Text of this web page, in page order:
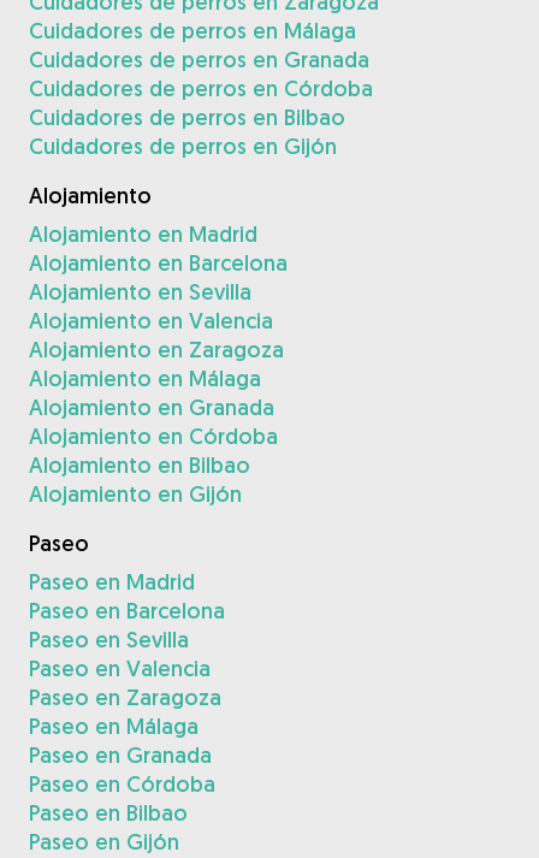
Cuidadores de perros en Málaga
Cuidadores de perros en Granada
Cuidadores de perros en Córdoba
Cuidadores de perros en Bilbao
Cuidadores de perros en Gijón
Alojamiento
Alojamiento en Madrid
Alojamiento en Barcelona
Alojamiento en Sevilla
Alojamiento en Valencia
Alojamiento en Zaragoza
Alojamiento en Málaga
Alojamiento en Granada
Alojamiento en Córdoba
Alojamiento en Bilbao
Alojamiento en Gijón
Paseo
Paseo en Madrid
Paseo en Barcelona
Paseo en Sevilla
Paseo en Valencia
Paseo en Zaragoza
Paseo en Málaga
Paseo en Granada
Paseo en Córdoba
Paseo en Bilbao
Paseo en Gijón